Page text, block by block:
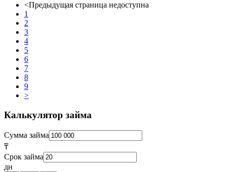
<Предыдущая страница недоступна
1
2
3
4
5
6
7
8
9
>
Калькулятор займа
Сумма займа
₸
Срок займа
дн